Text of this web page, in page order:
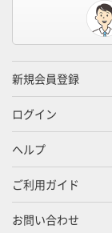
新規会員登録
ログイン
ヘルプ
ご利用ガイド
お問い合わせ